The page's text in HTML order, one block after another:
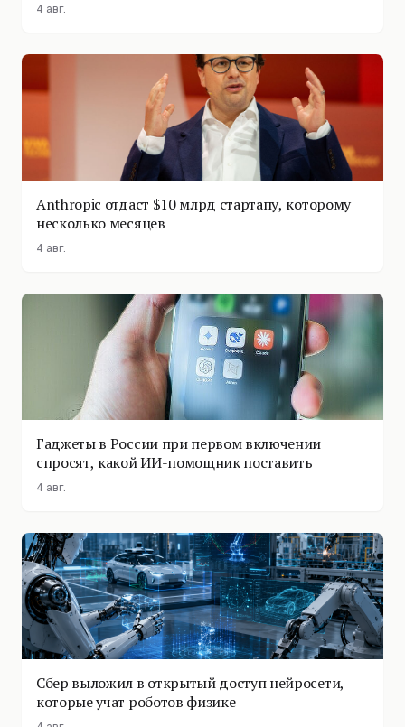
4 авг.
Anthropic отдаст $10 млрд стартапу, которому
несколько месяцев
4 авг.
Гаджеты в России при первом включении
спросят, какой ИИ-помощник поставить
4 авг.
Сбер выложил в открытый доступ нейросети,
которые учат роботов физике